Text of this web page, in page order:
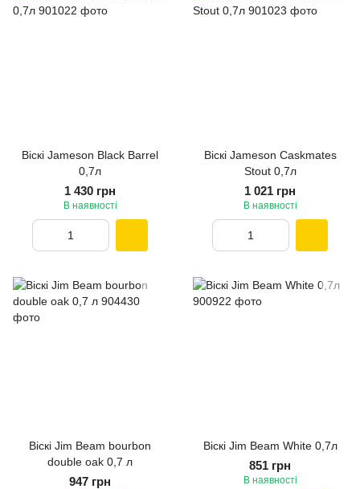
Віскі Jameson Black Barrel
0,7л
1 430 грн
В наявності
Віскі Jameson Caskmates
Stout 0,7л
1 021 грн
В наявності
Віскі Jim Beam bourbon
double oak 0,7 л
947 грн
Віскі Jim Beam White 0,7л
851 грн
В наявності